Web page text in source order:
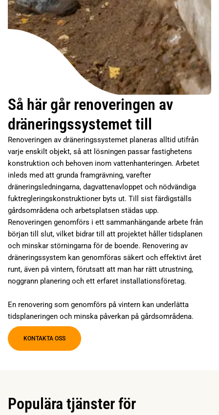
Så här går renoveringen av
dräneringssystemet till
Renoveringen av dräneringssystemet planeras alltid utifrån
varje enskilt objekt, så att lösningen passar fastighetens
konstruktion och behoven inom vattenhanteringen. Arbetet
inleds med att grunda framgrävning, varefter
dräneringsledningarna, dagvattenavloppet och nödvändiga
fuktregleringskonstruktioner byts ut. Till sist färdigställs
gårdsområdena och arbetsplatsen städas upp.
Renoveringen genomförs i ett sammanhängande arbete från
början till slut, vilket bidrar till att projektet håller tidsplanen
och minskar störningarna för de boende. Renovering av
dräneringssystem kan genomföras säkert och effektivt året
runt, även på vintern, förutsatt att man har rätt utrustning,
noggrann planering och ett erfaret installationsföretag.
En renovering som genomförs på vintern kan underlätta
tidsplaneringen och minska påverkan på gårdsområdena.
KONTAKTA OSS
Populära tjänster för